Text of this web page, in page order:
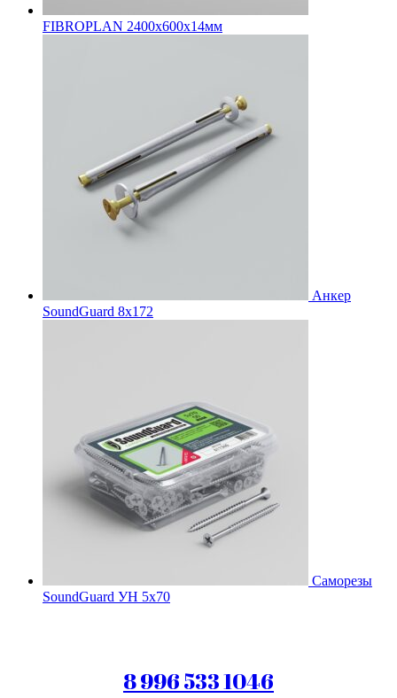
FIBROPLAN 2400х600х14мм
Анкер
SoundGuard 8x172
Саморезы
SoundGuard УН 5х70
8 996 533 1046